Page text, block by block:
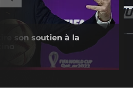
son soutien à la